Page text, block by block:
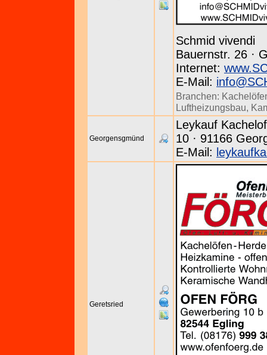
Schmid vivendi
Bauernstr. 26 ·
Internet:
E-Mail:
Branchen:
Luftheizungsbau,
Georgensgmünd
Leykauf
10 · 91166
E-Mail:
Geretsried